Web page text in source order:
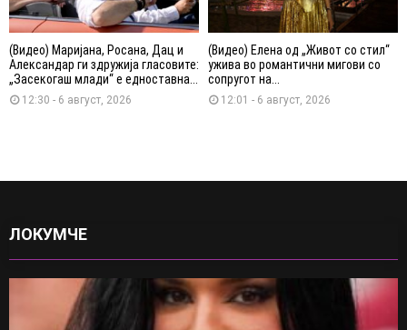
(Видео) Маријана, Росана, Дац и
Александар ги здружија гласовите:
„Засекогаш млади“ е едноставна...
12:30 - 6 август, 2026
(Видео) Елена од „Живот со стил“
ужива во романтични мигови со
сопругот на...
12:01 - 6 август, 2026
ЛОКУМЧЕ